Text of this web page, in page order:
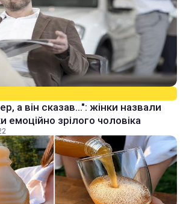
а він сказав...": жінки назвали
емоційно зрілого чоловіка